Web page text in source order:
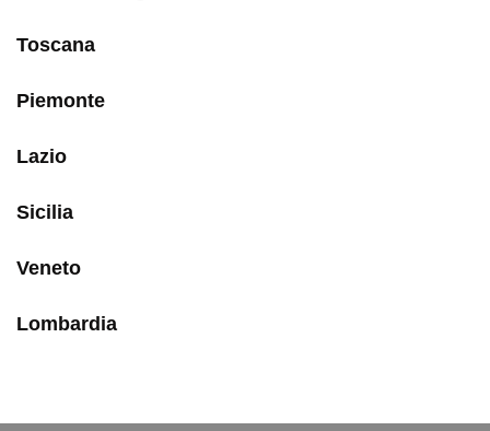
Toscana
Piemonte
Lazio
Sicilia
Veneto
Lombardia